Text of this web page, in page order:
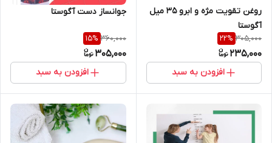
روغن تقویت مژه و ابرو ۳۵ میل
آگوستا
305,000
22%
235,000
افزودن به سبد
جوانساز دست آگوستا
360,000
15%
305,000
افزودن به سبد